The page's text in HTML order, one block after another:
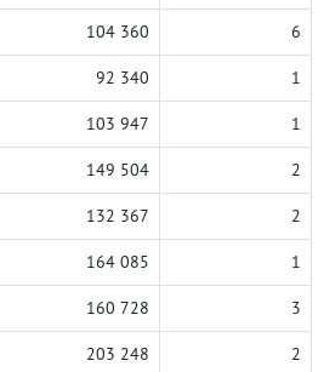
104 360 6
92 340 1
103 947 1
149 504 2
132 367 2
164 085 1
160 728 3
203 248 2